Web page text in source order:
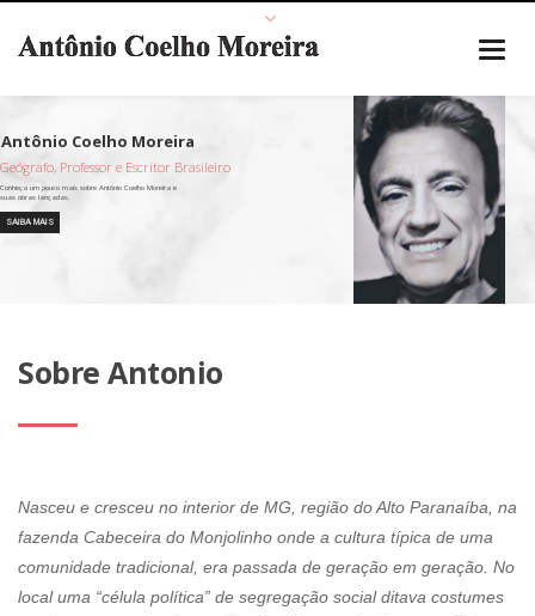
Geógrafo, Professor e Escritor Brasileiro
SAIBA MAIS
Sobre Antonio
Nasceu e cresceu no interior de MG, região do Alto Paranaíba, na
fazenda Cabeceira do Monjolinho onde a cultura típica de uma
comunidade tradicional, era passada de geração em geração. No
local uma “célula política” de segregação social ditava costumes